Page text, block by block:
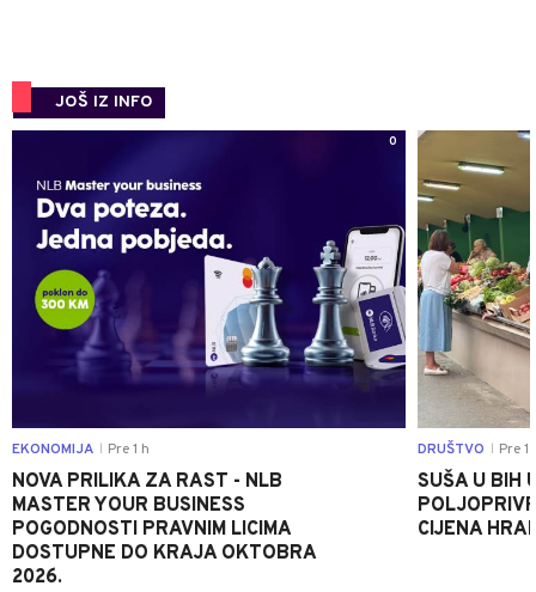
JOŠ IZ INFO
0
EKONOMIJA Pre 1 h
NOVA PRILIKA ZA RAST - NLB
MASTER YOUR BUSINESS
POGODNOSTI PRAVNIM LICIMA
DOSTUPNE DO KRAJA OKTOBRA
2026.
DRUŠTVO Pre 1
SUŠA U BIH
CIJENA